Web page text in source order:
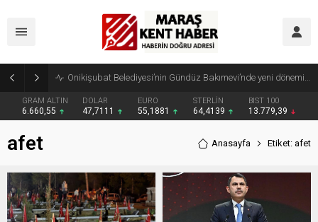
Geleneksel Ağustos Fuarı’nda Madrigal Coşkusu
GRAM ALTIN
6.660,55
DOLAR
47,7111
EURO
55,1881
STERLİN
64,4139
BIST 100
13.779,39
afet Anasayfa Etiket: afet